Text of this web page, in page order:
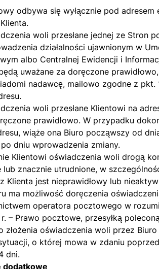
odbywa się wyłącznie pod adresem
woli przesłane jednej ze Stron
działalności ujawnionym w
albo Centralnej Ewidencji i
uważane za doręczone
nadawcę, mailowo zgodne z pkt.
woli przesłane Klientowi na
prawidłowo. W przypadku
wiąże ona Biuro począwszy od
dniu wprowadzenia zmiany.
Klientowi oświadczenia woli drogą
lub znacznie utrudnione, w
Klienta jest nieprawidłowy lub
ma możliwość doręczenia
operatora pocztowego w
– Prawo pocztowe, przesyłką
złożenia oświadczenia woli przez
o której mowa w zdaniu
dni.
dodatkowe